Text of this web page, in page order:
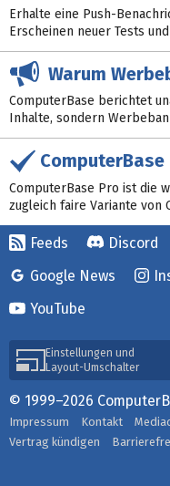
Erhalte eine Push-
Erscheinen neuer Tests
Warum
ComputerBase berichtet
Inhalte, sondern
ComputerBase
ComputerBase Pro ist die
zugleich faire Variante von
Feeds Discord
Google News
YouTube
Einstellungen und
Layout-Umschalter
© 1999–2026
Impressum Kontakt
Vertrag kündigen